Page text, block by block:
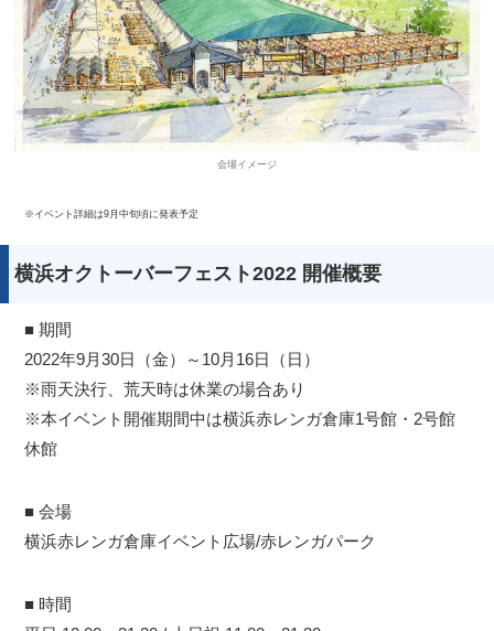
会場イメージ
※イベント詳細は9月中旬頃に発表予定
横浜オクトーバーフェスト2022 開催概要
■ 期間
2022年9月30日（金）～10月16日（日）
※雨天決行、荒天時は休業の場合あり
※本イベント開催期間中は横浜赤レンガ倉庫1号館・2号館
休館
■ 会場
横浜赤レンガ倉庫イベント広場/赤レンガパーク
■ 時間